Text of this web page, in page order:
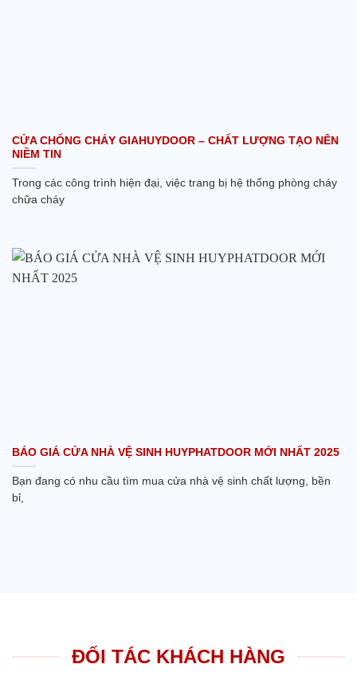
CỬA CHỐNG CHÁY GIAHUYDOOR – CHẤT LƯỢNG TẠO NÊN
NIỀM TIN
Trong các công trình hiện đại, việc trang bị hệ thống phòng cháy
chữa cháy
BÁO GIÁ CỬA NHÀ VỆ SINH HUYPHATDOOR MỚI NHẤT 2025
Bạn đang có nhu cầu tìm mua cửa nhà vệ sinh chất lượng, bền
bỉ,
ĐỐI TÁC KHÁCH HÀNG